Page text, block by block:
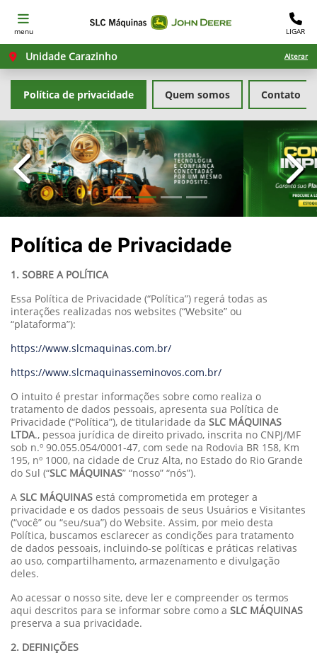
menu LIGAR
Unidade Carazinho Alterar
Quem somos Contato
Política de privacidade
templates.template-
Política de Privacidade
1. SOBRE A POLÍTICA
Essa Política de Privacidade (“Política”) regerá todas as
interações realizadas nos websites (“Website” ou
“plataforma”):
https://www.slcmaquinas.com.br/
https://www.slcmaquinasseminovos.com.br/
O intuito é prestar informações sobre como realiza o
tratamento de dados pessoais, apresenta sua Política de
Privacidade (“Política”), de titularidade da SLC MÁQUINAS
LTDA., pessoa jurídica de direito privado, inscrita no CNPJ/MF
sob n.º 90.055.054/0001-47, com sede na Rodovia BR 158, Km
195, nº 1000, na cidade de Cruz Alta, no Estado do Rio Grande
do Sul (“SLC MÁQUINAS” “nosso” “nós”).
A SLC MÁQUINAS está comprometida em proteger a
privacidade e os dados pessoais de seus Usuários e Visitantes
(“você” ou “seu/sua”) do Website. Assim, por meio desta
Política, buscamos esclarecer as condições para tratamento
de dados pessoais, incluindo-se políticas e práticas relativas
ao uso, compartilhamento, armazenamento e divulgação
deles.
Ao acessar o nosso site, deve ler e compreender os termos
aqui descritos para se informar sobre como a SLC MÁQUINAS
preserva a sua privacidade.
2. DEFINIÇÕES